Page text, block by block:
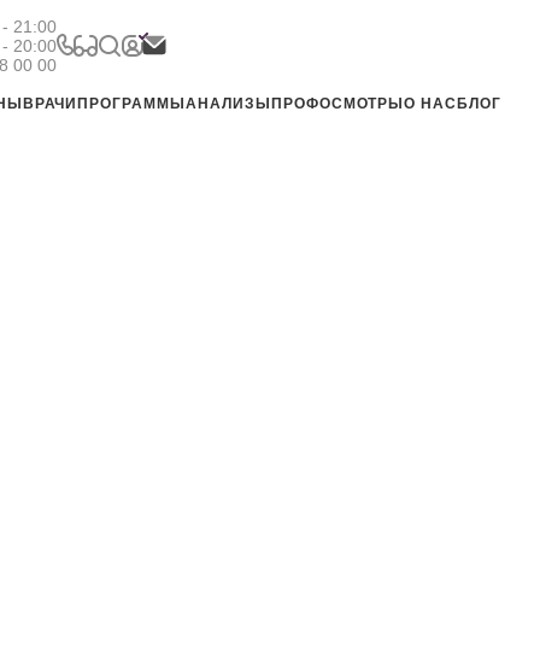
21:00
20:00
00 00
ВРАЧИ ПРОГРАММЫАНАЛИЗЫ ПРОФОСМОТРЫО НАС БЛОГ